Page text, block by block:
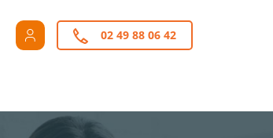
02 49 88 06 42